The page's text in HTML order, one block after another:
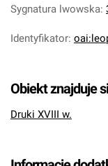
Sygnatura lwowska:
Identyfikator:
Obiekt znajduje
Druki XVIII w.